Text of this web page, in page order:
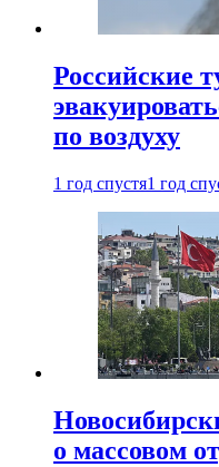
Российские
по воздуху
1 год спустя1 год
о массовом